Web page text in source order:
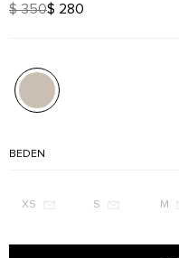
$ 350$ 280
BEDEN
XS S M